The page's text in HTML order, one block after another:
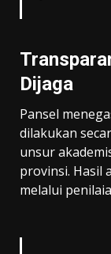
Dijaga
Pansel
dilakukan
unsur
provinsi. Hasil
melalui